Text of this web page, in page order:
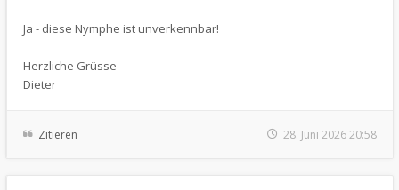
Ja - diese Nymphe ist unverkennbar!
Herzliche Grüsse
Dieter
Zitieren 28. Juni 2026 20:58